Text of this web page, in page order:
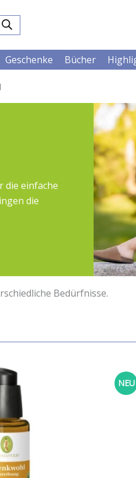
Geschenke Bücher
die einfache
die
Bedürfnisse.
NEU